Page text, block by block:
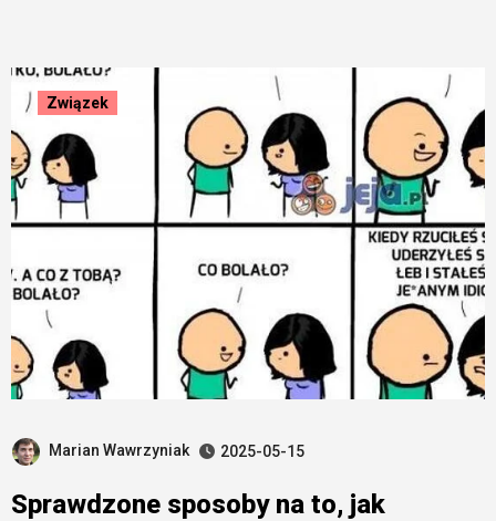
Związek
Marian Wawrzyniak 2025-05-15
Sprawdzone sposoby na to, jak